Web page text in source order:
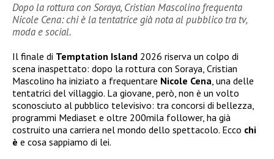
Dopo la rottura con Soraya, Cristian Mascolino frequenta
Nicole Cena: chi è la tentatrice già nota al pubblico tra tv,
moda e social.
Il finale di Temptation Island 2026 riserva un colpo di
scena inaspettato: dopo la rottura con Soraya, Cristian
Mascolino ha iniziato a frequentare Nicole Cena, una delle
tentatrici del villaggio. La giovane, però, non è un volto
sconosciuto al pubblico televisivo: tra concorsi di bellezza,
programmi Mediaset e oltre 200mila follower, ha già
costruito una carriera nel mondo dello spettacolo. Ecco chi
è e cosa sappiamo di lei.